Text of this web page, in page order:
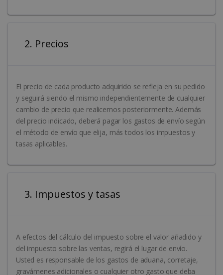
2. Precios
El precio de cada producto adquirido se refleja en su pedido
y seguirá siendo el mismo independientemente de cualquier
cambio de precio que realicemos posteriormente. Además
del precio indicado, deberá pagar los gastos de envío según
el método de envío que elija, más todos los impuestos y
tasas aplicables.
3. Impuestos y tasas
A efectos del cálculo del impuesto sobre el valor añadido y
del impuesto sobre las ventas, regirá el lugar de envío.
Usted es responsable de los gastos de aduana, corretaje,
gravámenes adicionales o cualquier otro gasto que deba